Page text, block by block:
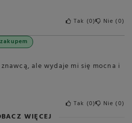
Tak 0 Nie 0
ale wydaje mi się mocna i
Tak 0 Nie 0
WIĘCEJ